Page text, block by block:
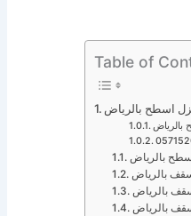
Table of
اسطح بالرياض